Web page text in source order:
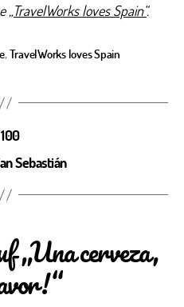
„TravelWorks loves Spain“.
, TravelWorks loves Spain
Sebastián
„Una cerveza,